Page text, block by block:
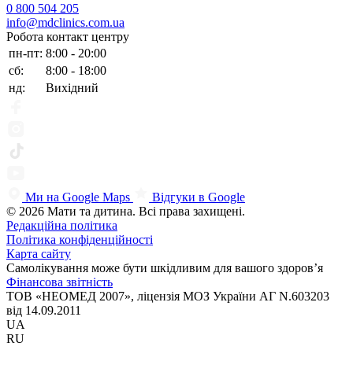
0 800 504 205
info@mdclinics.com.ua
Робота контакт центру
пн-пт: 8:00 - 20:00
сб:
8:00 - 18:00
нд:
Вихідний
Ми на Google Maps
Відгуки в Google
© 2026 Мати та дитина. Всі права захищені.
Редакційна політика
Політика конфіденційності
Карта сайту
Самолікування може бути шкідливим для вашого здоров’я
Фінансова звітність
ТОВ «НЕОМЕД 2007», ліцензія МОЗ України АГ N.603203
від 14.09.2011
UA
RU